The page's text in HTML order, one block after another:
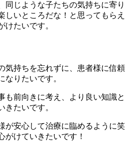
同じような子たちの気持ちに寄り
しいところだな！と思ってもらえ
けたいです。
気持ちを忘れずに、患者様に信頼
なりたいです。
も前向きに考え、より良い知識と
きたいです。
が安心して治療に臨めるように笑
がけていきたいです！